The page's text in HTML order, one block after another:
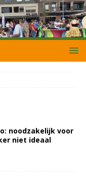
noodzakelijk voor
niet ideaal